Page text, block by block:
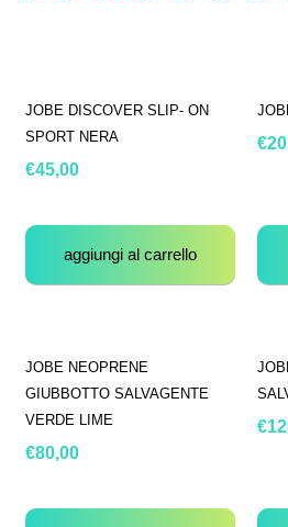
JOBE DISCOVER SLIP- ON
SPORT NERA
€45,00
aggiungi al carrello
€
JOBE NEOPRENE
GIUBBOTTO SALVAGENTE
VERDE LIME
€80,00
€